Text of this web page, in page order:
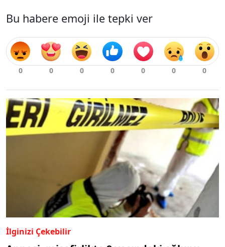
Bu habere emoji ile tepki ver
İlginizi Çekebilir